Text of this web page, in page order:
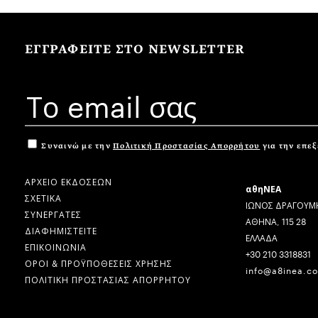
ΕΓΓΡΑΦΕΙΤΕ ΣΤΟ NEWSLETTER
Συναινώ με την Πολιτική Προστασίας Απορρήτου για την
ΑΡΧΕΙΟ ΕΚΔΟΣΕΩΝ
ΣΧΕΤΙΚΑ
ΣΥΝΕΡΓΑΤΕΣ
ΔΙΑΦΗΜΙΣΤΕΙΤΕ
ΕΠΙΚΟΙΝΩΝΙΑ
ΟΡΟΙ & ΠΡΟΫΠΟΘΕΣΕΙΣ ΧΡΗΣΗΣ
ΠΟΛΙΤΙΚΗ ΠΡΟΣΤΑΣΙΑΣ ΑΠΟΡΡΗΤΟΥ
αθηΝΕΑ
ΙΩΝΟΣ
ΑΘΗΝΑ, 115 28
ΕΛΛΑΔΑ
+30 210 3318831